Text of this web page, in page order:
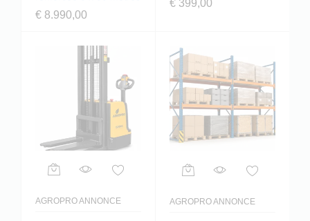
€ 8.990,00
€399,00
AGROPRO ANNONCE AGROPRO ANNONCE